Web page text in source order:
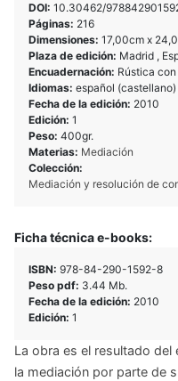
DOI: 10.30462/
Páginas: 216
Dimensiones: 17,00cm x
Plaza de edición: Madrid ,
Encuadernación: Rústica
Idiomas: español (castellano)
Fecha de la edición: 2010
Edición: 1
Peso: 400gr.
Materias: Mediación
Colección:
Mediación y resolución de
Ficha técnica e-books:
ISBN: 978-84-290-1592-8
Peso pdf: 3.44 Mb.
Fecha de la edición: 2010
Edición: 1
La obra es el resultado
la mediación por parte de